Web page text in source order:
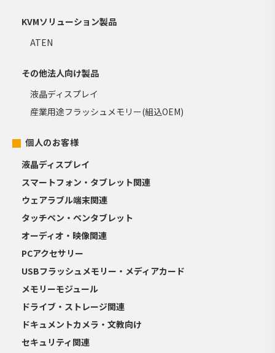
KVMソリューション製品
ATEN
その他法人向け製品
液晶ディスプレイ
産業用途フラッシュメモリー(組込OEM)
個人のお客様
液晶ディスプレイ
スマートフォン・タブレット関連
ウェアラブル端末関連
タッチペン・ペンタブレット
オーディオ・映像関連
PCアクセサリー
USBフラッシュメモリー・メディアカード
メモリーモジュール
ドライブ・ストレージ関連
ドキュメントカメラ・文教向け
セキュリティ関連